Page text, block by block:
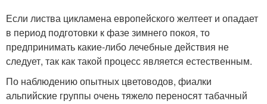
Если листва цикламена европейского желтеет и опадает
в период подготовки к фазе зимнего покоя, то
предпринимать какие-либо лечебные действия не
следует, так как такой процесс является естественным.
По наблюдению опытных цветоводов, фиалки
альпийские группы очень тяжело переносят табачный